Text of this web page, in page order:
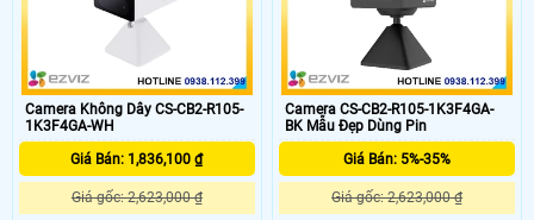
qua app thích hợp gắn ngoài trời
nhờ IP66 và những nơi không có
Camera Không Dây CS-CB2-R105-
1K3F4GA-WH
Giá Bán: 1,836,100 ₫
Giá gốc: 2,623,000 ₫
Camera CS-CB2-R105-1K3F4GA-
BK Mẫu Đẹp Dùng Pin
Giá Bán: 5%-35%
Giá gốc: 2,623,000 ₫